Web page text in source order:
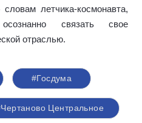
летчика-космонавта,
связать свое
отраслью.
#Госдума
Центральное